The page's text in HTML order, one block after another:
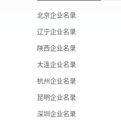
北京企业名录
辽宁企业名录
陕西企业名录
大连企业名录
杭州企业名录
昆明企业名录
深圳企业名录